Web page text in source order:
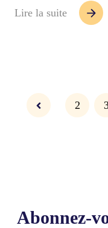
Lire la suite
2
Abonnez-